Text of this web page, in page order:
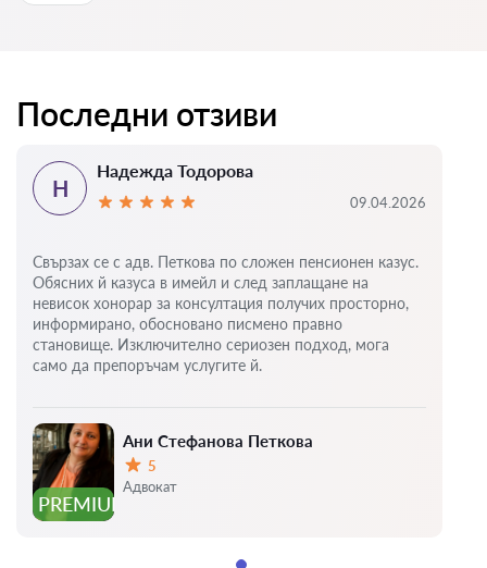
Последни отзиви
PREMIUM
Ани Стефанова Петкова
Оценка:
5
Адвокат
Н
Надежда Тодорова
09.04.2026
Свързах се с адв. Петкова по сложен пенсионен казус.
Обясних й казуса в имейл и след заплащане на
невисок хонорар за консултация получих просторно,
информирано, обосновано писмено правно
становище. Изключително сериозен подход, мога
само да препоръчам услугите й.